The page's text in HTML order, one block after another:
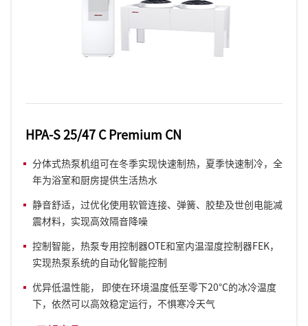
HPA-S 25/47 C Premium CN
分体式热泵机组可在冬季实现快速制热，夏季快速制冷，全
年为浴室和厨房提供生活热水
静音舒适，过优化使用软管连接、弹簧、胶垫及世创电能减
震材料，实现高效隔音降噪
控制智能，热泵专用控制器OTE和室内温湿度控制器FEK，
实现热泵系统的自动化智能控制
优异低温性能， 即使在环境温度低至零下20°C的冰冷温度
下，依然可以高效稳定运行，不惧寒冷天气